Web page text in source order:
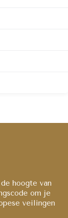
hoogte van
om je
veilingen